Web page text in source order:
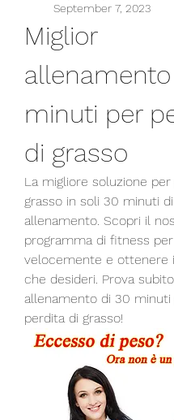
September 7, 2023
Miglior
minuti per
di grasso
La migliore soluzione
grasso in soli 30 minuti di
allenamento. Scopri il
programma di fitness
velocemente e ottenere
che desideri. Prova
allenamento di 30 minuti
perdita di grasso!